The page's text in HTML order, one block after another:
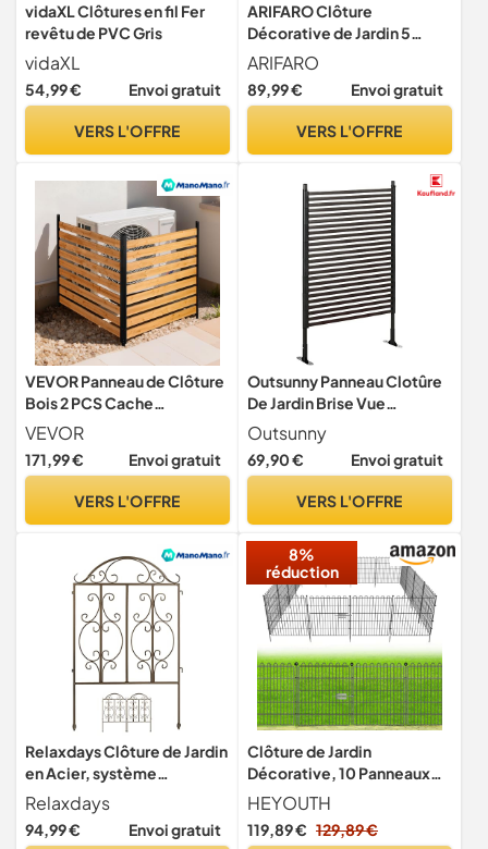
vidaXL Clôtures en fil Fer
revêtu de PVC Gris
vidaXL
54,99 € Envoi gratuit
VERS L'OFFRE
ARIFARO Clôture
Décorative de Jardin 5
Panneaux Longueur Totale
3,5m (101 cm H x 71 cm L) -
Barrière Pour Animaux de
Pour Lapins et Patio
ARIFARO
89,99 € Envoi gratuit
VERS L'OFFRE
VEVOR Panneau de Clôture
Bois 2 PCS Cache
Climatiseur Extérieur
121,9x124,4 cm Clôture
Décorative en Bois Massif
Embellir Jardin, avec
Connecteurs Angle Métal
VEVOR
171,99 € Envoi gratuit
VERS L'OFFRE
Outsunny Panneau Clotûre
De Jardin Brise Vue
Modulaire 93L x 22l x 150H
cm
Outsunny
69,90 € Envoi gratuit
VERS L'OFFRE
Relaxdays Clôture de Jardin
en Acier, système
d’emboîtement 3 pièces,
Bordure décorative, HxL :
98 x 63,5 cm, Bronze
Relaxdays
94,99 € Envoi gratuit
8%
réduction
Clôture de Jardin
Décorative, 10 Panneaux
(Longueur Totale 7.65m),
Hauteur 60cm, Barrière
pour Animaux en Fil d'Acier
HEYOUTH
119,89 € 129,89 €